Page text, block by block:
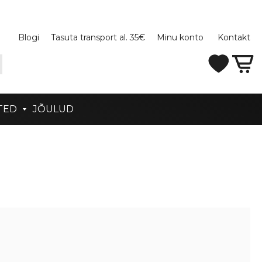
Blogi Tasuta transport al. 35€ Minu konto Kontakt
JÕULUD